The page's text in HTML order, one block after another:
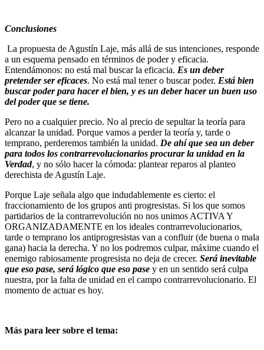
Conclusiones
La propuesta de Agustín Laje, más allá de sus intenciones, responde
a un esquema pensado en términos de poder y eficacia.
Entendámonos: no está mal buscar la eficacia. Es un deber
pretender ser eficaces. No está mal tener o buscar poder. Está bien
buscar poder para hacer el bien, y es un deber hacer un buen uso
del poder que se tiene.
Pero no a cualquier precio. No al precio de sepultar la teoría para
alcanzar la unidad. Porque vamos a perder la teoría y, tarde o
temprano, perderemos también la unidad. De ahí que sea un deber
para todos los contrarrevolucionarios procurar la unidad en la
Verdad, y no sólo hacer la cómoda: plantear reparos al planteo
derechista de Agustín Laje.
Porque Laje señala algo que indudablemente es cierto: el
fraccionamiento de los grupos anti progresistas. Si los que somos
partidarios de la contrarrevolución no nos unimos ACTIVA Y
ORGANIZADAMENTE en los ideales contrarrevolucionarios,
tarde o temprano los antiprogresistas van a confluir (de buena o mala
gana) hacia la derecha. Y no los podremos culpar, máxime cuando el
enemigo rabiosamente progresista no deja de crecer. Será inevitable
que eso pase, será lógico que eso pase y en un sentido será culpa
nuestra, por la falta de unidad en el campo contrarrevolucionario. El
momento de actuar es hoy.
Más para leer sobre el tema: